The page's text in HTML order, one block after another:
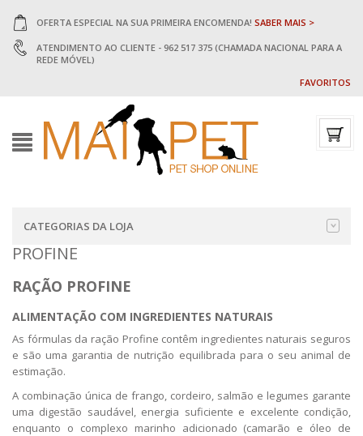
OFERTA ESPECIAL NA SUA PRIMEIRA ENCOMENDA! SABER MAIS >
ATENDIMENTO AO CLIENTE - 962 517 375 (CHAMADA NACIONAL PARA A
REDE MÓVEL)
FAVORITOS
CATEGORIAS DA LOJA
PROFINE
RAÇÃO PROFINE
ALIMENTAÇÃO COM INGREDIENTES NATURAIS
As fórmulas da ração Profine contêm ingredientes naturais seguros
e são uma garantia de nutrição equilibrada para o seu animal de
estimação.
A combinação única de frango, cordeiro, salmão e legumes garante
uma digestão saudável, energia suficiente e excelente condição,
enquanto o complexo marinho adicionado (camarão e óleo de